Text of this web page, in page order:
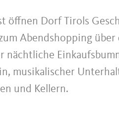
öffnen Dorf Tirols
zum Abendshopping
nächtliche
musikalischer
und Kellern.